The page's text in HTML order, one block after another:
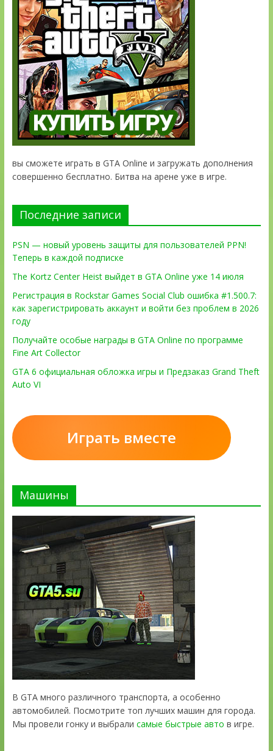
вы сможете играть в GTA Online и загружать дополнения
совершенно бесплатно. Битва на арене уже в игре.
Последние записи
PSN — новый уровень защиты для пользователей PPN!
Теперь в каждой подписке
The Kortz Center Heist выйдет в GTA Online уже 14 июля
Регистрация в Rockstar Games Social Club ошибка #1.500.7:
как зарегистрировать аккаунт и войти без проблем в 2026
году
Получайте особые награды в GTA Online по программе
Fine Art Collector
GTA 6 официальная обложка игры и Предзаказ Grand Theft
Auto VI
Играть вместе
Машины
В GTA много различного транспорта, а особенно
автомобилей. Посмотрите топ лучших машин для города.
Мы провели гонку и выбрали самые быстрые авто в игре.